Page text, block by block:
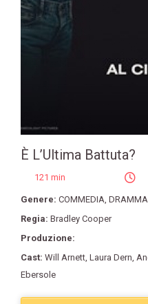
È L’Ultima Battuta?
121 min
Genere: COMMEDIA DRAMMA
Regia: Bradley Cooper
Produzione:
Cast: Will Arnett Laura Dern
Ebersole